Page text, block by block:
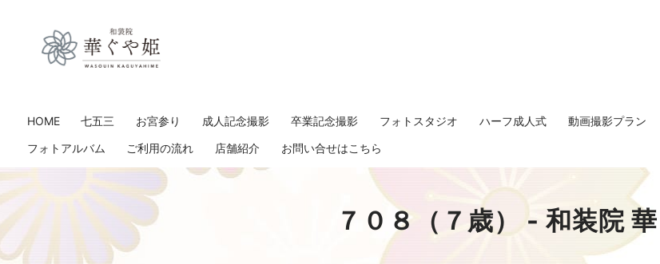
HOME 七五三 お宮参り 成人記念撮影 卒業記念撮影 フォトスタジオ ハーフ成人式 動画撮影プラン
フォトアルバム
ご利用の流れ 店舗紹介 お問い合せはこちら
７０８（７歳） - 和装院